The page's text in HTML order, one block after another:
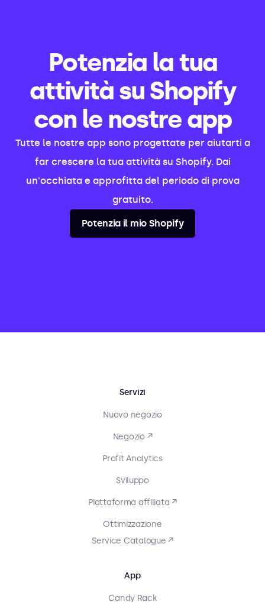
Potenzia la tua
attività su Shopify
con le nostre app
Tutte le nostre app sono progettate per aiutarti a
far crescere la tua attività su Shopify. Dai
un'occhiata e approfitta del periodo di prova
gratuito.
Potenzia il mio Shopify
Servizi
Nuovo negozio
Negozio ↗
Profit Analytics
Sviluppo
Piattaforma affiliata ↗
Ottimizzazione
Service Catalogue ↗
App
Candy Rack